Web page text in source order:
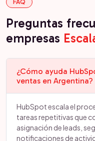
FAQ
Preguntas
empresas
¿Cómo ayuda
ventas en Argentina?
HubSpot escala el
tareas repetitivas que
asignación de leads,
notificaciones de